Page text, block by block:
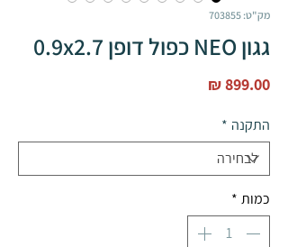
מק"ט: 703855
גגון NEO כפול דופן 0.9x2.7
התקנה *
כמות *